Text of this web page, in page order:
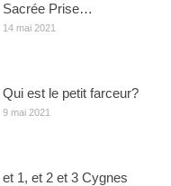
Sacrée Prise…
14 mai 2021
Qui est le petit farceur?
9 mai 2021
et 1, et 2 et 3 Cygnes